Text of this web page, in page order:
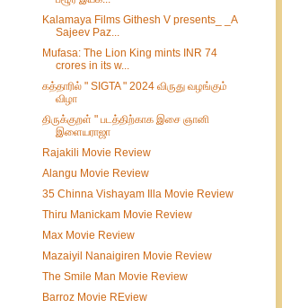
Kalamaya Films Githesh V presents_ _A
Sajeev Paz...
Mufasa: The Lion King mints INR 74
crores in its w...
கத்தாரில் " SIGTA " 2024 விருது வழங்கும்
விழா
திருக்குறள் " படத்திற்காக இசை ஞானி
இளையராஜா
Rajakili Movie Review
Alangu Movie Review
35 Chinna Vishayam Illa Movie Review
Thiru Manickam Movie Review
Max Movie Review
Mazaiyil Nanaigiren Movie Review
The Smile Man Movie Review
Barroz Movie REview